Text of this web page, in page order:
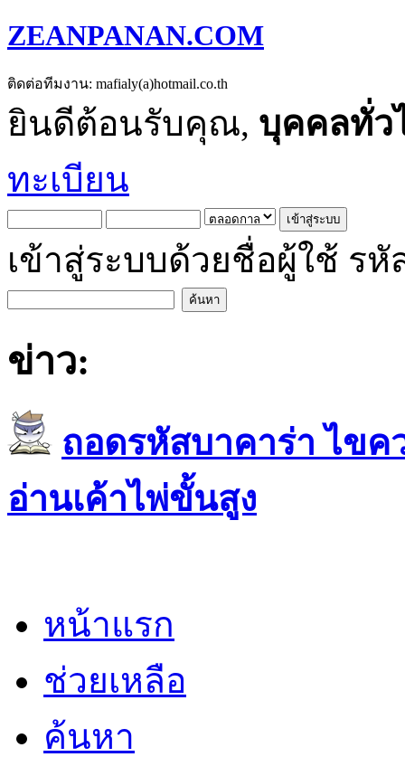
ZEANPANAN.COM
ติดต่อทีมงาน: mafialy(a)hotmail.co.th
ยินดีต้อนรับคุณ, บุคคลทั่ว
ทะเบียน
เข้าสู่ระบบด้วยชื่อผู้ใช้ รหั
ข่าว:
ถอดรหัสบาคาร่า ไขค
อ่านเค้าไพ่ขั้นสูง
หน้าแรก
ช่วยเหลือ
ค้นหา